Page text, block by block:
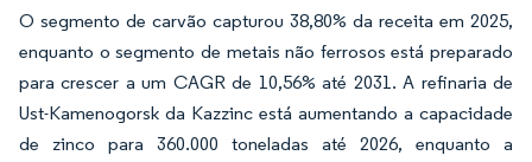
O segmento de carvão capturou 38,80% da receita em 2025,
enquanto o segmento de metais não ferrosos está preparado
para crescer a um CAGR de 10,56% até 2031. A refinaria de
Ust-Kamenogorsk da Kazzinc está aumentando a capacidade
de zinco para 360.000 toneladas até 2026, enquanto a